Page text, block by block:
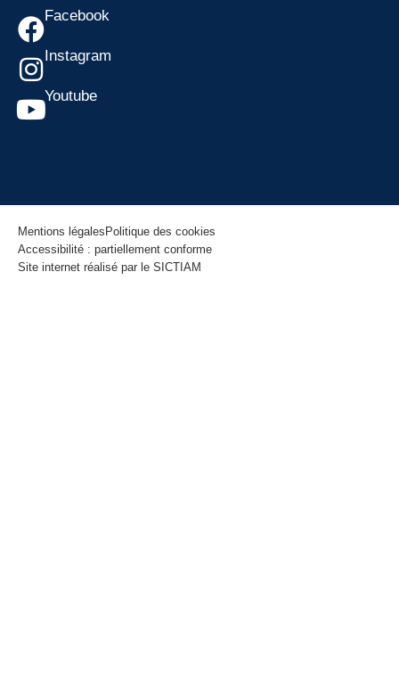
Facebook
Instagram
Youtube
Mentions légales Politique des cookies
Accessibilité : partiellement conforme
Site internet réalisé par le SICTIAM